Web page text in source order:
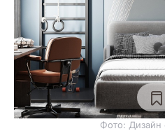
Фото: Дизайн